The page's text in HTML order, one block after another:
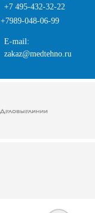
+7 495-432-32-22
+7989-048-06-99
E-mail:
zakaz@medtehno.ru